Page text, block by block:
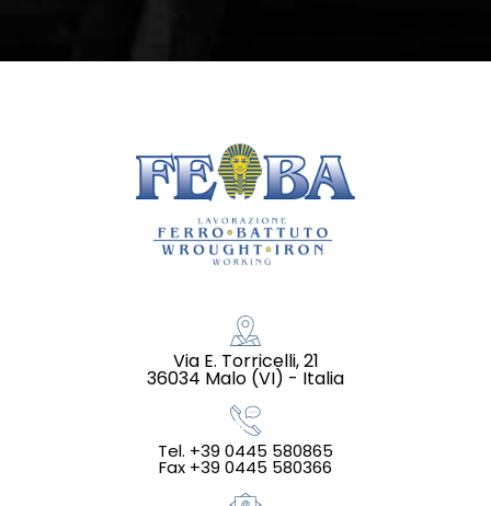
Via E. Torricelli, 21
36034 Malo (VI) - Italia
Tel. +39 0445 580865
Fax +39 0445 580366